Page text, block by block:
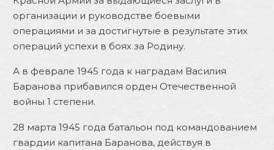
организации и руководстве боевыми
операциями и за достигнутые в результате этих
операций успехи в боях за Родину.
А в феврале 1945 года к наградам Василия
Баранова прибавился орден Отечественной
войны 1 степени.
28 марта 1945 года батальон под командованием
гвардии капитана Баранова, действуя в